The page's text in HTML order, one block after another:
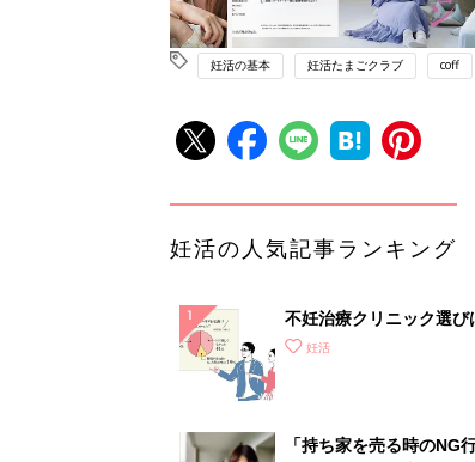
妊活の基本 妊活たまごクラブ coff
妊活の人気記事ランキング
不妊治療クリニック選び
さ」が大切！選び方、重
妊活
「持ち家を売る時のNG